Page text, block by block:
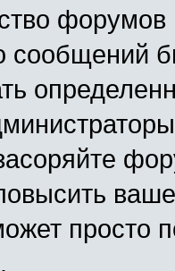
форумов
сообщений
просто